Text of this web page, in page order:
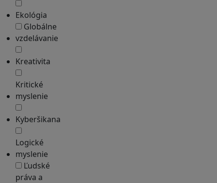
Ekológia
Globálne
vzdelávanie
Kreativita
Kritické
myslenie
Kyberšikana
Logické
myslenie
Ľudské
práva a